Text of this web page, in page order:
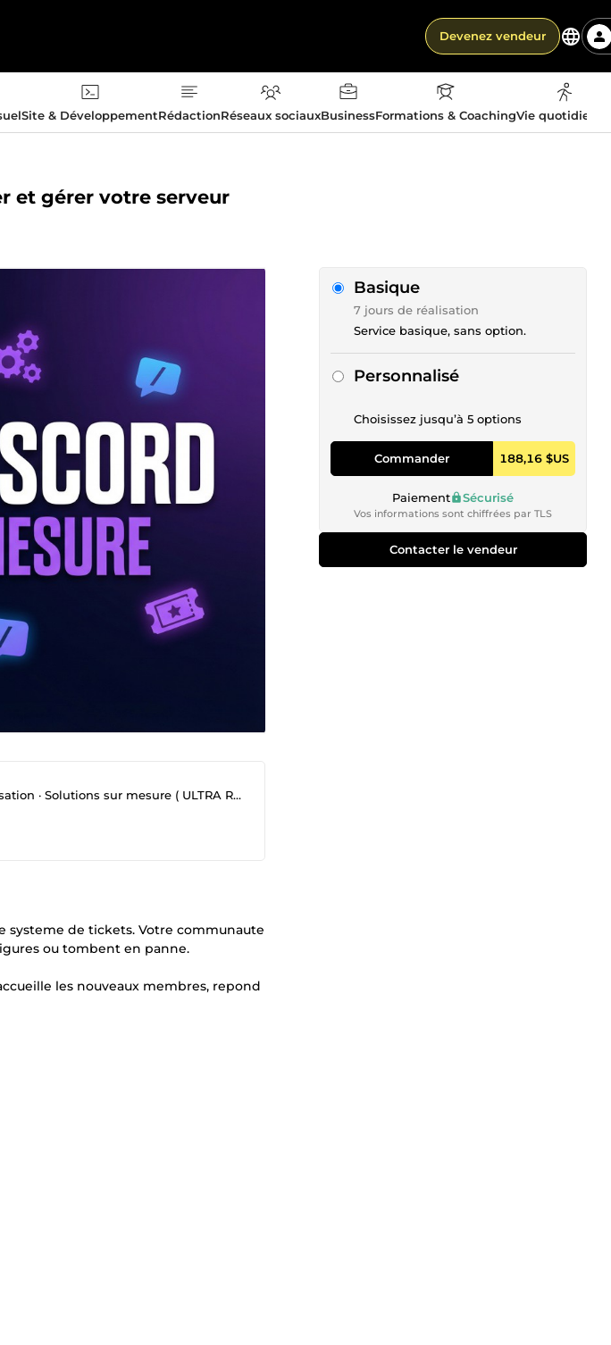
Devenez vendeur
Site & DéveloppementRédactionRéseaux sociauxBusinessFormations & CoachingVie
et gérer votre serveur
Solutions sur mesure ( ULTRA RÉACTIF )
systeme de tickets. Votre communaute
ou tombent en panne.
les nouveaux membres, repond
Basique
7 jours de réalisation
Service basique, sans option.
Personnalisé
Choisissez jusqu’à 5 options
Commander 188,16 $US
Paiement Sécurisé
Vos informations sont chiffrées par TLS
Contacter le vendeur